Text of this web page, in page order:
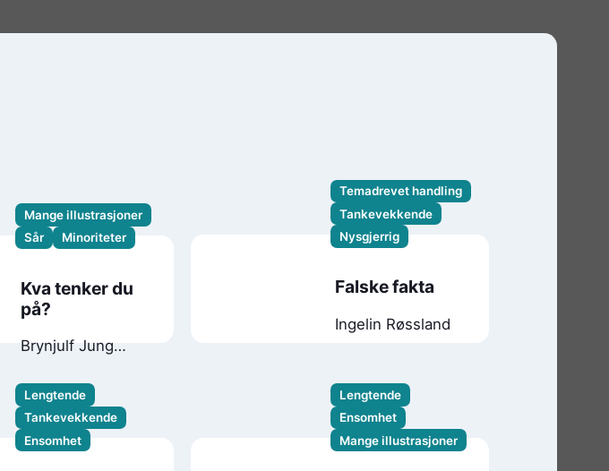
Mange illustrasjoner
Sår
Minoriteter
Kva tenker du
på?
Brynjulf Jung
Skinkeape
Temadrevet handling
Tankevekkende
Nysgjerrig
Falske fakta
Ingelin Røssland
Lengtende
Tankevekkende
Ensomhet
Lengtende
Ensomhet
Mange illustrasjoner